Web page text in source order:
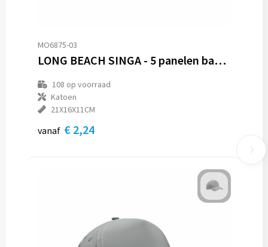
MO6875-03
LONG BEACH SINGA - 5 panelen baseballpet 260g/m²
108 op voorraad
Katoen
21X16X11CM
vanaf € 2,24